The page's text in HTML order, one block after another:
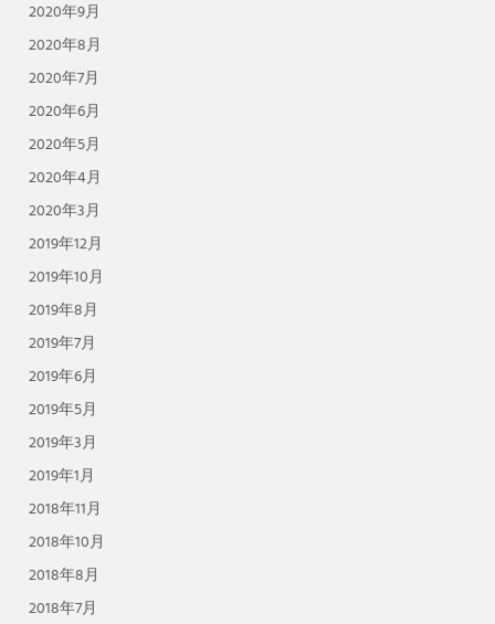
2020年9月
2020年8月
2020年7月
2020年6月
2020年5月
2020年4月
2020年3月
2019年12月
2019年10月
2019年8月
2019年7月
2019年6月
2019年5月
2019年3月
2019年1月
2018年11月
2018年10月
2018年8月
2018年7月